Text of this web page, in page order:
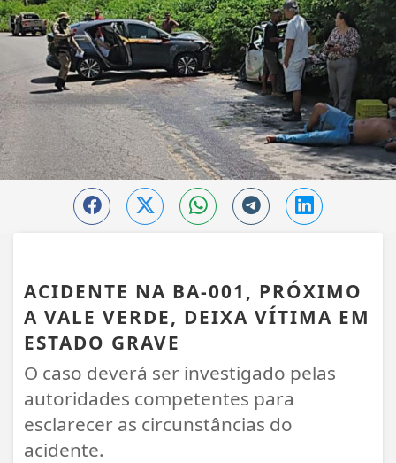
ACIDENTE NA BA-001, PRÓXIMO
A VALE VERDE, DEIXA VÍTIMA EM
ESTADO GRAVE
O caso deverá ser investigado pelas
autoridades competentes para
esclarecer as circunstâncias do
acidente.